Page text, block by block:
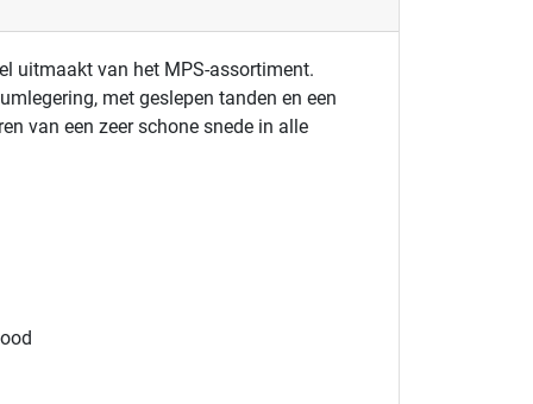
uitmaakt van het MPS-assortiment.
met geslepen tanden en een
van een zeer schone snede in alle